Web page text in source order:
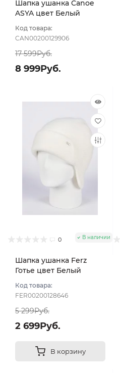
Шапка ушанка Canoe
ASYA цвет Белый
Код товара:
CAN00200129906
17 599Руб.
8 999Руб.
0 В наличии
Шапка ушанка Ferz
Готье цвет Белый
Код товара:
FER00200128646
5 299Руб.
2 699Руб.
В корзину